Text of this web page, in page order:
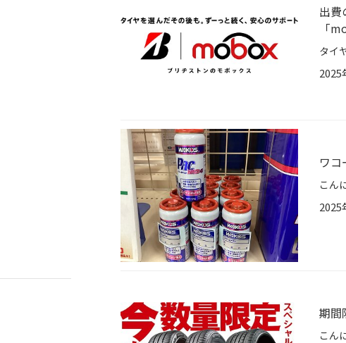
出費
「
2025
ワ
2025
期間